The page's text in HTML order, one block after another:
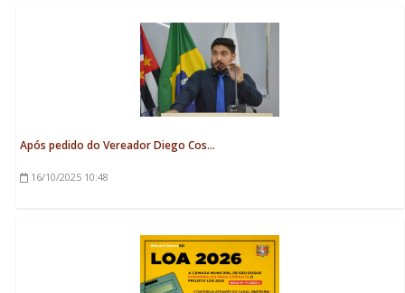
Após pedido do Vereador Diego Cos...
16/10/2025 10:48